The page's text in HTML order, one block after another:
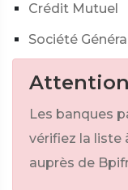
Crédit Mutuel
Société
Attention
Les banques
vérifiez la liste
auprès de